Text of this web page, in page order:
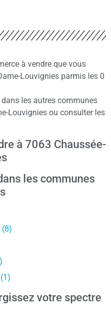
à vendre que vous
Louvignies parmis les 0
les autres communes
Louvignies ou consulter les
à 7063 Chaussée-
les communes
(8)
votre spectre